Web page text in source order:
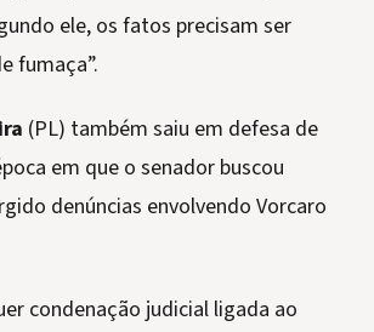
ele, os fatos precisam ser
fumaça”.
(PL) também saiu em defesa de
em que o senador buscou
denúncias envolvendo Vorcaro
condenação judicial ligada ao